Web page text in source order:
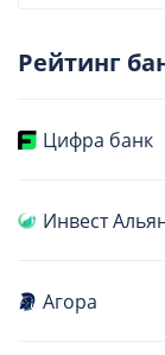
Рейтинг
Цифра банк
Инвест
Агора